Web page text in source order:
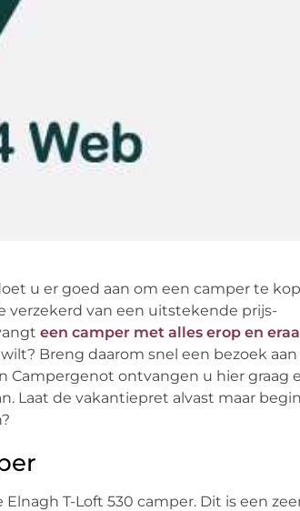
u er goed aan om een camper te
verzekerd van een uitstekende prijs-
een camper met alles erop en
Breng daarom snel een bezoek aan
Campergenot ontvangen u hier graag
Laat de vakantiepret alvast maar
T-Loft 530 camper. Dit is een